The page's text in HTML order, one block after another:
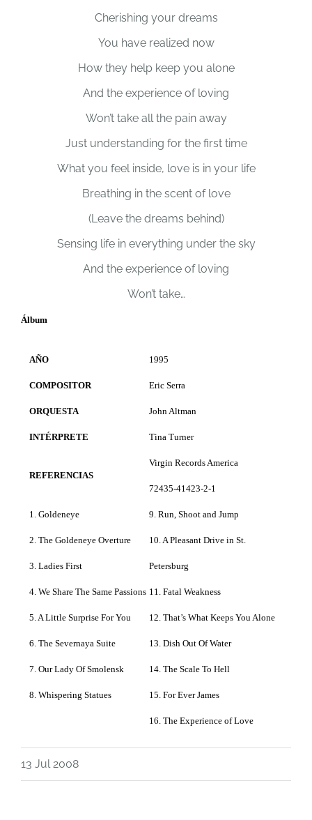
Cherishing your dreams
You have realized now
How they help keep you alone
And the experience of loving
Won’t take all the pain away
Just understanding for the first time
What you feel inside, love is in your life
Breathing in the scent of love
(Leave the dreams behind)
Sensing life in everything under the sky
And the experience of loving
Won’t take…
Álbum
AÑO 1995
COMPOSITOR Eric Serra
ORQUESTA John Altman
INTÉRPRETE Tina Turner
REFERENCIAS
Virgin Records America
72435-41423-2-1
1. Goldeneye
2. The Goldeneye Overture
3. Ladies First
4. We Share The Same Passions
5. A Little Surprise For You
6. The Severnaya Suite
7. Our Lady Of Smolensk
8. Whispering Statues
9. Run, Shoot and Jump
10. A Pleasant Drive in St.
Petersburg
11. Fatal Weakness
12. That’s What Keeps You Alone
13. Dish Out Of Water
14. The Scale To Hell
15. For Ever James
16. The Experience of Love
13 Jul 2008